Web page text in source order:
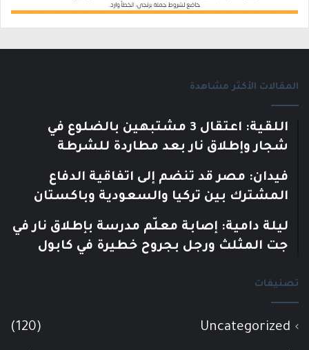
المقالات الأكثر مشاهدة
اللقية: اعتقال 3 مشتبهين بالضلوع في
شجار وإطلاق نار بعد مطاردة للشرطة
فيدان: مصر قد تنضم إلى اتفاقية الدفاع
المشترك بين تركيا والسعودية وباكستان
ليلة دامية: إصابة معلّم مدرسة بإطلاق نار في
جت المثلث ورجل بجروح خطيرة في كابول
تصنيفات
Uncategorized
(120)